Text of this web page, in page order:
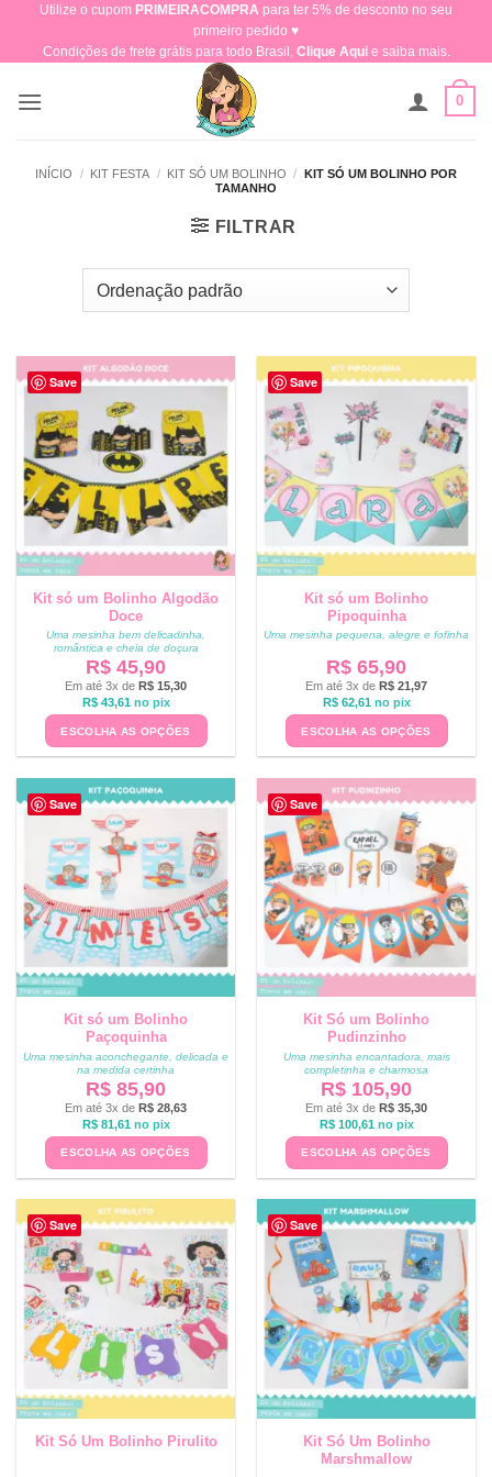
content
Utilize o cupom PRIMEIRACOMPRA para ter 5% de desconto no seu
primeiro pedido ♥​
Condições de frete grátis para todo Brasil, Clique Aquie saiba mais.
0
INÍCIO / KIT FESTA / KIT SÓ UM BOLINHO / KIT SÓ UM BOLINHO POR
TAMANHO
FILTRAR
Save
Kit só um Bolinho Algodão
Doce
Uma mesinha bem delicadinha,
romântica e cheia de doçura
R$ 45,90
Em até 3x de R$ 15,30
R$43,61 no pix
ESCOLHA AS OPÇÕES
Save
Kit só um Bolinho
Pipoquinha
Uma mesinha pequena, alegre e fofinha
R$ 65,90
Em até 3x de R$ 21,97
R$62,61 no pix
ESCOLHA AS OPÇÕES
Save
Kit só um Bolinho
Paçoquinha
Uma mesinha aconchegante, delicada e
na medida certinha
R$ 85,90
Em até 3x de R$ 28,63
R$81,61 no pix
ESCOLHA AS OPÇÕES
Save
Kit Só um Bolinho
Pudinzinho
Uma mesinha encantadora, mais
completinha e charmosa
R$ 105,90
Em até 3x de R$ 35,30
R$100,61 no pix
ESCOLHA AS OPÇÕES
Save
Kit Só Um Bolinho Pirulito
Save
Kit Só Um Bolinho
Marshmallow